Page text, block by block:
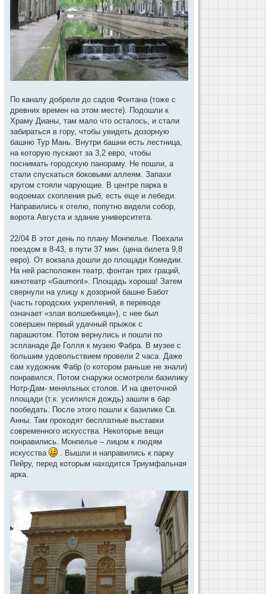
По каналу добрели до садов Фонтана (тоже с
древних времен на этом месте). Подошли к
Храму Дианы, там мало что осталось, и стали
забираться в гору, чтобы увидеть дозорную
башню Тур Мань. Внутри башни есть лестница,
на которую пускают за 3,2 евро, чтобы
поснимать городскую панораму. Не пошли, а
стали спускаться боковыми аллеям. Запахи
кругом стояли чарующие. В центре парка в
водоемах скопления рыб, есть еще и лебеди.
Направились к отелю, попутно видели собор,
ворота Августа и здание университета.
22/04 В этот день по плану Монпелье. Поехали
поездом в 8-43, в пути 37 мин. (цена билета 9,8
евро). От вокзала дошли до площади Комедии.
На ней расположен театр, фонтан трех граций,
кинотеатр «Gaumont». Площадь хороша! Затем
свернули на улицу к дозорной башне Бабот
(часть городских укреплений, в переводе
означает «злая волшебница»), с нее был
совершен первый удачный прыжок с
парашютом. Потом вернулись и пошли по
эспланаде Де Голля к музею Фабра. В музее с
большим удовольствием провели 2 часа. Даже
сам художник Фабр (о котором раньше не знали)
понравился. Потом снаружи осмотрели базилику
Нотр-Дам- меняльных столов. И на цветочной
площади (т.к. усилился дождь) зашли в бар
пообедать. После этого пошли к базилике Св.
Анны. Там проходят бесплатные выставки
современного искусства. Некоторые вещи
понравились. Монпелье – лицом к людям
искусства
. Вышли и направились к парку
Пейру, перед которым находится Триумфальная
арка.